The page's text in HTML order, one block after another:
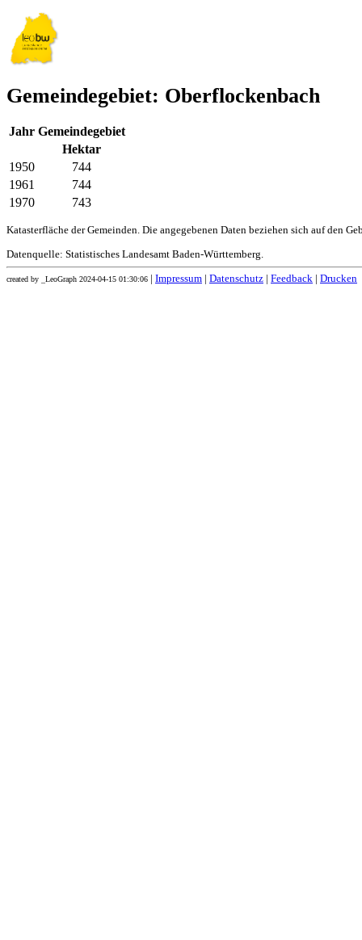
Gemeindegebiet: Oberflockenbach
Jahr Gemeindegebiet
Hektar
1950
744
1961
744
1970
743
Katasterfläche der Gemeinden. Die angegebenen Daten beziehen sich auf den
Datenquelle: Statistisches Landesamt Baden-Württemberg.
created by _LeoGraph 2024-04-15 01:30:06 Impressum Datenschutz Feedback Drucken